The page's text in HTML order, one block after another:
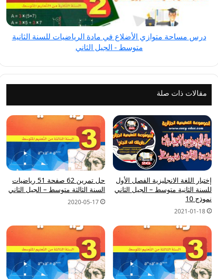
مادة
الثانية
الجيل
الثاني
درس مساحة متوازي الأضلاع في مادة الرياضيات للسنة الثانية
متوسط - الجيل الثاني
مقالات ذات صلة
إختبار اللغة الانجليزية الفصل الأول
للسنة الثانية متوسط – الجيل الثاني
نموذج 10
2021-01-18
حل تمرين 62 صفحة 51 رياضيات
السنة الثالثة متوسط – الجيل الثاني
2020-05-17